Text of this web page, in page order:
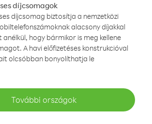
díjcsomagok
díjcsomag biztosítja a nemzetközi
alacsony díjakkal
hogy bármikor is meg kellene
A havi előfizetéses konstrukcióval
olcsóbban bonyolíthatja le
További országok